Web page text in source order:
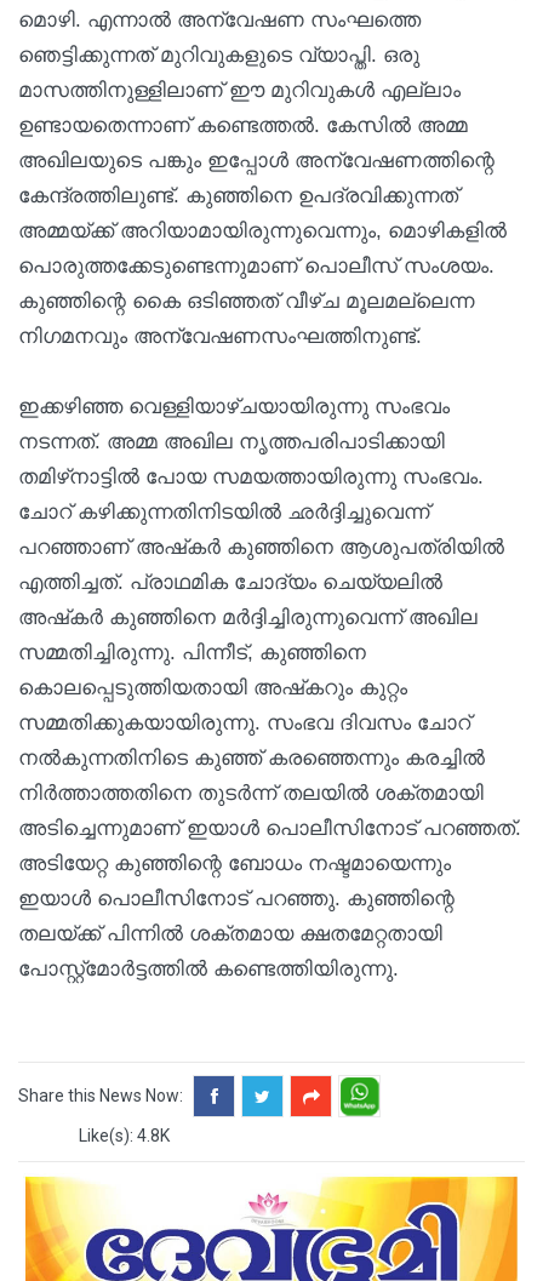
മൊഴി. എന്നാൽ അന്വേഷണ സംഘത്തെ
ഞെട്ടിക്കുന്നത് മുറിവുകളുടെ വ്യാപ്തി. ഒരു
മാസത്തിനുള്ളിലാണ് ഈ മുറിവുകൾ എല്ലാം
ഉണ്ടായതെന്നാണ് കണ്ടെത്തൽ. കേസിൽ അമ്മ
അഖിലയുടെ പങ്കും ഇപ്പോൾ അന്വേഷണത്തിന്റെ
കേന്ദ്രത്തിലുണ്ട്. കുഞ്ഞിനെ ഉപദ്രവിക്കുന്നത്
അമ്മയ്ക്ക് അറിയാമായിരുന്നുവെന്നും, മൊഴികളിൽ
പൊരുത്തക്കേടുണ്ടെന്നുമാണ് പൊലീസ് സംശയം.
കുഞ്ഞിന്റെ കൈ ഒടിഞ്ഞത് വീഴ്ച മൂലമല്ലെന്ന
നിഗമനവും അന്വേഷണസംഘത്തിനുണ്ട്.
ഇക്കഴിഞ്ഞ വെള്ളിയാഴ്ചയായിരുന്നു സംഭവം
നടന്നത്. അമ്മ അഖില നൃത്തപരിപാടിക്കായി
തമിഴ്‌നാട്ടില്‍ പോയ സമയത്തായിരുന്നു സംഭവം.
ചോറ് കഴിക്കുന്നതിനിടയില്‍ ഛര്‍ദ്ദിച്ചുവെന്ന്
പറഞ്ഞാണ് അഷ്‌കര്‍ കുഞ്ഞിനെ ആശുപത്രിയില്‍
എത്തിച്ചത്. പ്രാഥമിക ചോദ്യം ചെയ്യലില്‍
അഷ്‌കര്‍ കുഞ്ഞിനെ മര്‍ദ്ദിച്ചിരുന്നുവെന്ന് അഖില
സമ്മതിച്ചിരുന്നു. പിന്നീട്, കുഞ്ഞിനെ
കൊലപ്പെടുത്തിയതായി അഷ്‌കറും കുറ്റം
സമ്മതിക്കുകയായിരുന്നു. സംഭവ ദിവസം ചോറ്
നല്‍കുന്നതിനിടെ കുഞ്ഞ് കരഞ്ഞെന്നും കരച്ചില്‍
നിര്‍ത്താത്തതിനെ തുടര്‍ന്ന് തലയില്‍ ശക്തമായി
അടിച്ചെന്നുമാണ് ഇയാള്‍ പൊലീസിനോട് പറഞ്ഞത്.
അടിയേറ്റ കുഞ്ഞിന്റെ ബോധം നഷ്ടമായെന്നും
ഇയാള്‍ പൊലീസിനോട് പറഞ്ഞു. കുഞ്ഞിന്റെ
തലയ്ക്ക് പിന്നില്‍ ശക്തമായ ക്ഷതമേറ്റതായി
പോസ്റ്റ്‌മോര്‍ട്ടത്തില്‍ കണ്ടെത്തിയിരുന്നു.
Share this News Now:
Like(s): 4.8K